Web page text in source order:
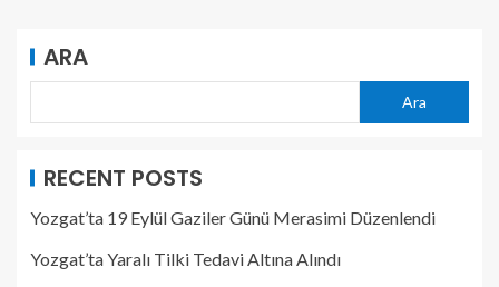
ARA
Ara
RECENT POSTS
Yozgat’ta 19 Eylül Gaziler Günü Merasimi Düzenlendi
Yozgat’ta Yaralı Tilki Tedavi Altına Alındı